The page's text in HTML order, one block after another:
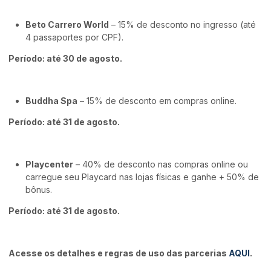
Beto Carrero World – 15% de desconto no ingresso (até
4 passaportes por CPF).
Período: até 30 de agosto.
Buddha Spa – 15% de desconto em compras online.
Período: até 31 de agosto.
Playcenter – 40% de desconto nas compras online ou
carregue seu Playcard nas lojas físicas e ganhe + 50% de
bônus.
Período: até 31 de agosto.
Acesse os detalhes e regras de uso das parcerias AQUI.